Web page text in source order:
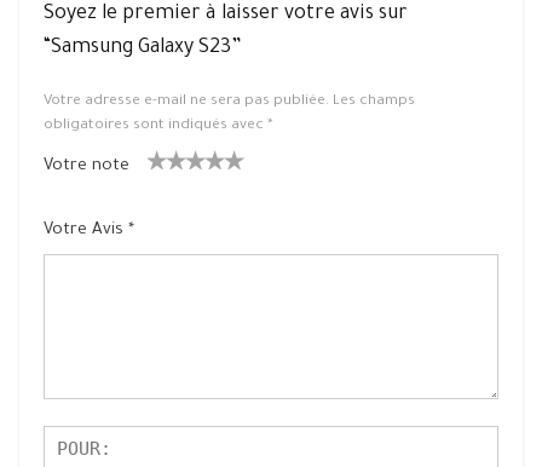
Soyez le premier à laisser votre avis sur
“Samsung Galaxy S23”
Votre adresse e-mail ne sera pas publiée. Les champs
obligatoires sont indiqués avec *
Votre note
oil
sur
Votre Avis *